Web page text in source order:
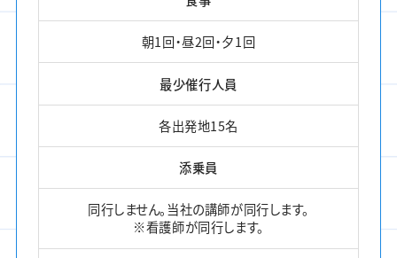
朝1回・昼2回・夕1回
最少催行人員
各出発地15名
添乗員
同行しません。当社の講師が同行します。
※看護師が同行します。